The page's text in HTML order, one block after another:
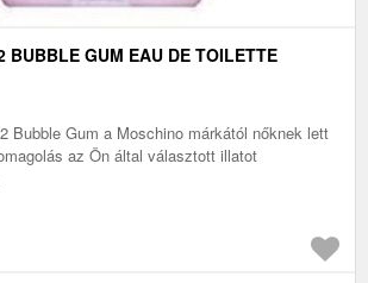
BUBBLE GUM EAU DE TOILETTE
Bubble Gum a Moschino márkától nőknek lett
az Ön által választott illatot